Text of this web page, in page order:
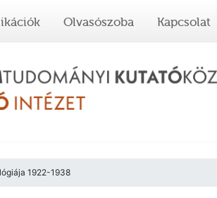
Olvasószoba Kapcsolat
1922-1938